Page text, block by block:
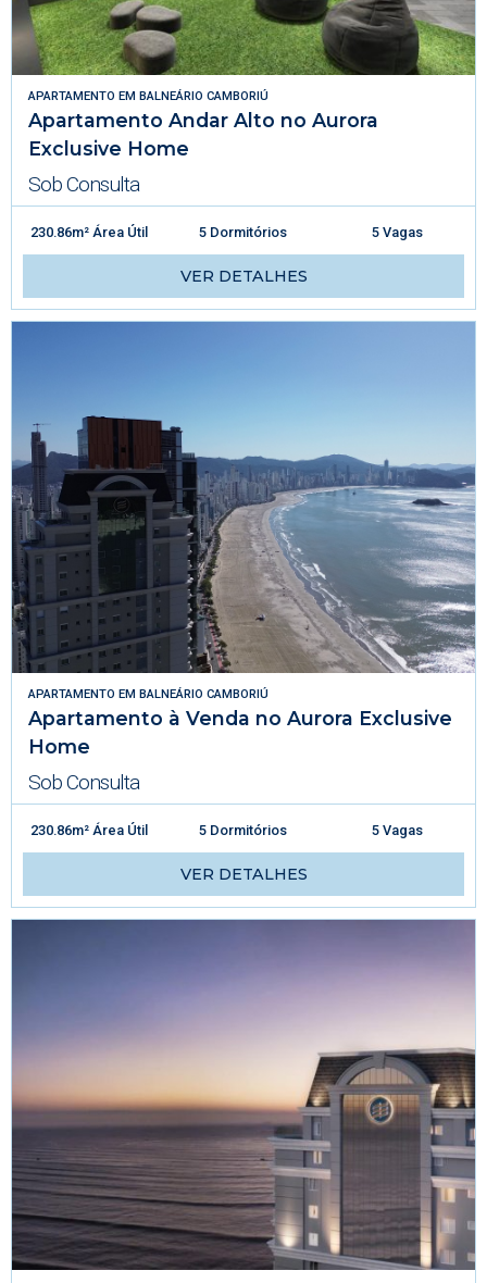
APARTAMENTO EM BALNEÁRIO CAMBORIÚ
Apartamento Andar Alto no Aurora
Exclusive Home
Sob Consulta
230.86m² Área Útil 5 Dormitórios 5 Vagas
VER DETALHES
APARTAMENTO EM BALNEÁRIO CAMBORIÚ
Apartamento à Venda no Aurora Exclusive
Home
Sob Consulta
230.86m² Área Útil 5 Dormitórios 5 Vagas
VER DETALHES